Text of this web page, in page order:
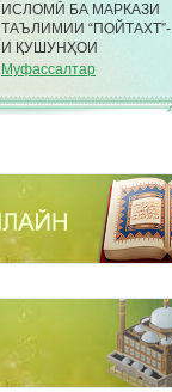
ИСЛОМӢ БА МАРКАЗИ
ТАЪЛИМИИ “ПОЙТАХТ”-
И ҚУШУНҲОИ
САРҲАДИИ КДАМ ДАР
ШАҲРИ ДУШАНБЕ
Муфассалтар